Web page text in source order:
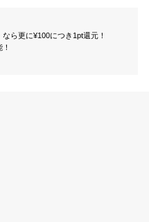
ら更に¥100につき1pt還元！